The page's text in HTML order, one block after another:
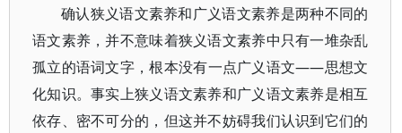
确认狭义语文素养和广义语文素养是两种不同的
语文素养，并不意味着狭义语文素养中只有一堆杂乱
孤立的语词文字，根本没有一点广义语文——思想文
化知识。事实上狭义语文素养和广义语文素养是相互
依存、密不可分的，但这并不妨碍我们认识到它们的